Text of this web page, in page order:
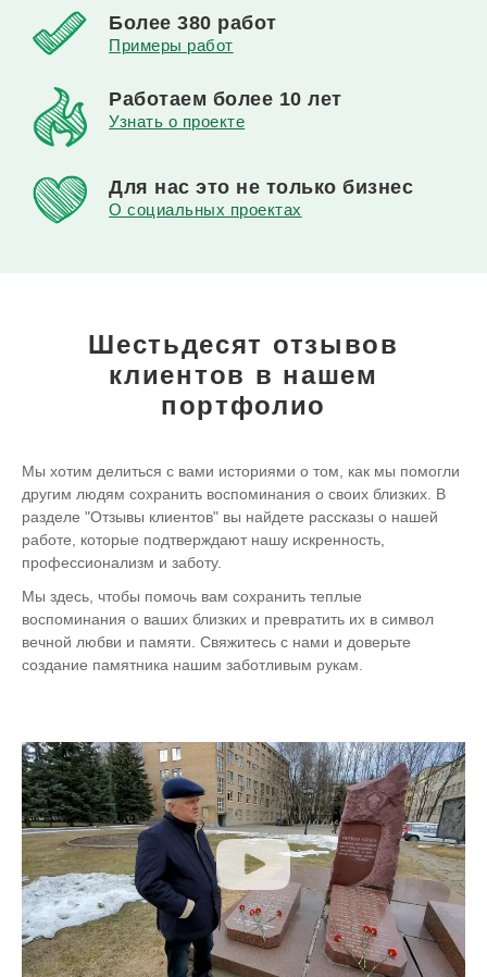
Более 380 работ
Примеры работ
Работаем более 10 лет
Узнать о проекте
Для нас это не только бизнес
О социальных проектах
Шестьдесят отзывов
клиентов в нашем
портфолио
Мы хотим делиться с вами историями о том, как мы помогли
другим людям сохранить воспоминания о своих близких. В
разделе "Отзывы клиентов" вы найдете рассказы о нашей
работе, которые подтверждают нашу искренность,
профессионализм и заботу.
Мы здесь, чтобы помочь вам сохранить теплые
воспоминания о ваших близких и превратить их в символ
вечной любви и памяти. Свяжитесь с нами и доверьте
создание памятника нашим заботливым рукам.